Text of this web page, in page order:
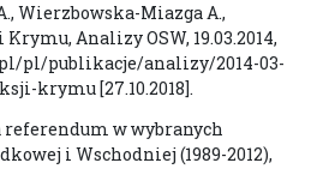
Wierzbowska-Miazga A.,
Analizy OSW, 19.03.2014,
pl/publikacje/analizy/2014-03-
krymu [27.10.2018].
referendum w wybranych
i Wschodniej (1989-2012),